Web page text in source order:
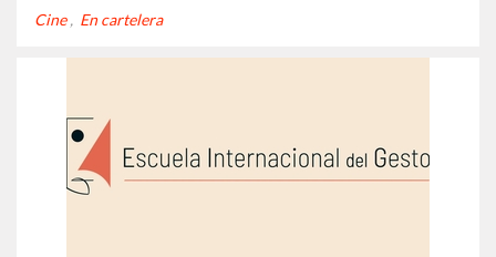
Madrid con su 6ta temporada en el teatro Infanta Isabel.
Cine En cartelera